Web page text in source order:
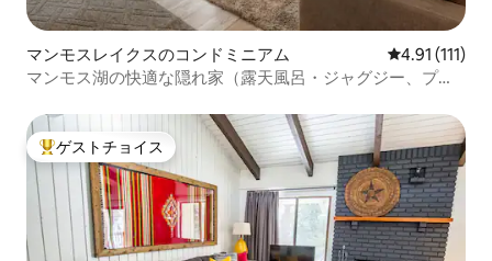
マンモスレイクスのコンドミニアム レビュー111
4.91 (111)
マンモス湖の快適な隠れ家（露天風呂・ジャグジー、プー
大好評のゲストチョイスです。
ゲストチョイス